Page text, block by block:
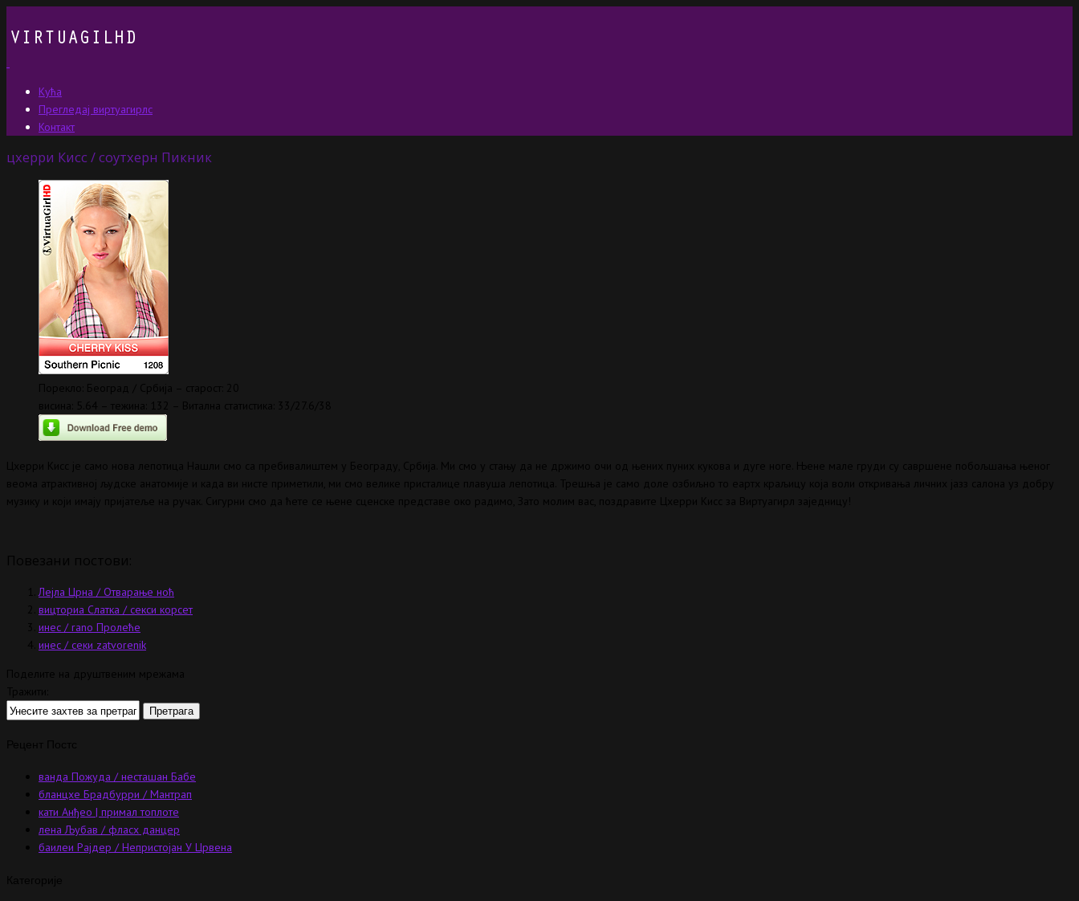
Кућа
Прегледај виртуагирлс
Контакт
цхерри Кисс / соутхерн Пикник
Лејла Црна / Отварање ноћ
вицториа Слатка / секси корсет
инес / rano Пролеће
инес / секи zatvorenik
ванда Пожуда / несташан Бабе
бланцхе Брадбурри / Мантрап
кати Анђео | примал топлоте
лена Љубав / фласх данцер
баилеи Рајдер / Непристојан У Црвена